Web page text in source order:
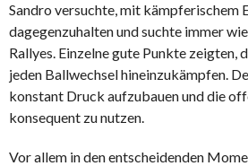
Sandro versuchte, mit kämpferischem
dagegenzuhalten und suchte immer
Rallyes. Einzelne gute Punkte zeigten,
jeden Ballwechsel hineinzukämpfen.
konstant Druck aufzubauen und die
konsequent zu nutzen.
Vor allem in den entscheidenden